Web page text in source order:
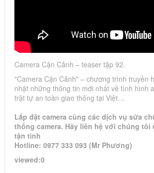
Camera Cận Cảnh – teaser tập 92.
"Camera Cận Cảnh" – chương trình truyền
nhật những thông tin mới nhất về tình hình
trật tự an toàn giao thông tại Việt…
Lắp đặt camera cùng các dịch vụ sửa
thống camera. Hãy liên hệ với chúng
tận tình
Hotline: 0977 333 093 (Mr Phương)
viewed:0